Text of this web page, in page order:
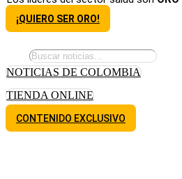
¡QUIERO SER ORO!
NOTICIAS DE COLOMBIA
TIENDA ONLINE
CONTENIDO EXCLUSIVO